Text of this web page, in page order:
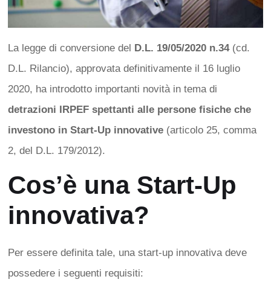
La legge di conversione del D.L. 19/05/2020 n.34(cd.
D.L. Rilancio), approvata definitivamente il 16 luglio
2020, ha introdotto importanti novità in tema di
detrazioni IRPEF spettanti alle persone fisiche che
investono in Start-Up innovative(articolo 25, comma
2, del D.L. 179/2012).
Cos’è una Start-Up
innovativa?
Per essere definita tale, una start-up innovativa deve
possedere i seguenti requisiti: